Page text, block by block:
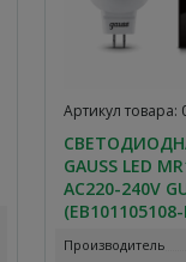
Артикул товара:
GAUSS LED
AC220-240V
Производитель